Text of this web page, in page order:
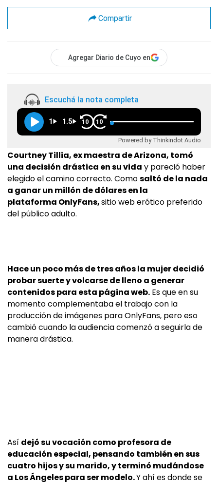
Compartir
Agregar Diario de Cuyo en
Escuchá la nota completa
1 1.5 10 10
Powered by Thinkindot Audio
Courtney Tillia, ex maestra de Arizona, tomó
una decisión drástica en su vida y pareció haber
elegido el camino correcto. Comosaltó de la nada
a ganar un millón de dólares en la
plataforma OnlyFans,sitio web erótico preferido
del público adulto.
Hace un poco más de tres años la mujer decidió
probar suerte y volcarse de lleno a generar
contenidos para esta página web. Es que en su
momento complementaba el trabajo con la
producción de imágenes para OnlyFans, pero eso
cambió cuando la audiencia comenzó a seguirla de
manera drástica.
Así dejó su vocación como profesora de
educación especial, pensando también en sus
cuatro hijos y su marido, y terminó mudándose
a Los Ángeles para ser modelo.Y ahí es donde se